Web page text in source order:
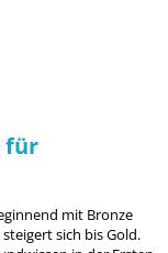
für
mit Bronze
sich bis Gold.